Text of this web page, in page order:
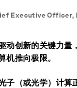
Executive Officer,
动创新的关键力量
机推向极限。
子（或光学）计算